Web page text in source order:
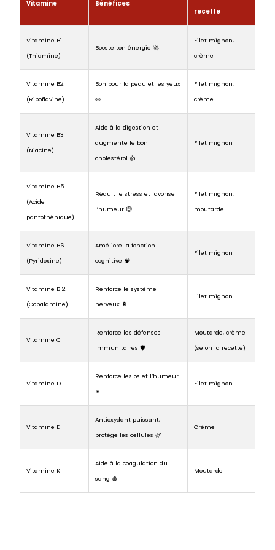
Vitamine
Bénéfices
recette
Vitamine B1
(Thiamine)
Booste ton énergie 🚀
Filet mignon,
crème
Vitamine B2
(Riboflavine)
Bon pour la peau et les yeux
👀
Filet mignon,
crème
Vitamine B3
(Niacine)
Aide à la digestion et
augmente le bon
cholestérol 👍
Filet mignon
Vitamine B5
(Acide
pantothénique)
Réduit le stress et favorise
l’humeur 😊
Filet mignon,
moutarde
Vitamine B6
(Pyridoxine)
Améliore la fonction
cognitive 🧠
Filet mignon
Vitamine B12
(Cobalamine)
Renforce le système
nerveux 🔋
Filet mignon
Vitamine C
Renforce les défenses
immunitaires 🛡️
Moutarde, crème
(selon la recette)
Vitamine D
Renforce les os et l’humeur
☀️
Filet mignon
Vitamine E
Antioxydant puissant,
protège les cellules 🌿
Crème
Vitamine K
Aide à la coagulation du
sang 🩸
Moutarde